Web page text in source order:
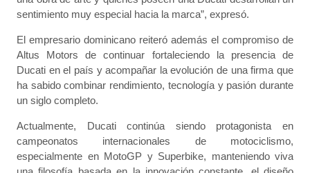
sentimiento muy especial hacia la marca”, expresó.
El empresario dominicano reiteró además el compromiso de
Altus Motors de continuar fortaleciendo la presencia de
Ducati en el país y acompañar la evolución de una firma que
ha sabido combinar rendimiento, tecnología y pasión durante
un siglo completo.
Actualmente, Ducati continúa siendo protagonista en
campeonatos internacionales de motociclismo,
especialmente en MotoGP y Superbike, manteniendo viva